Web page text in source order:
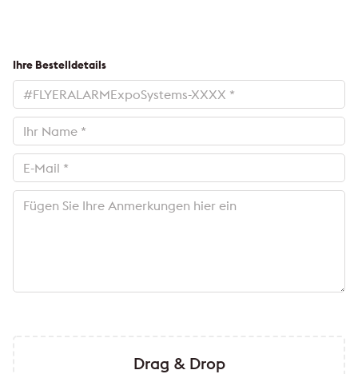
Ihre Bestelldetails
Drag & Drop